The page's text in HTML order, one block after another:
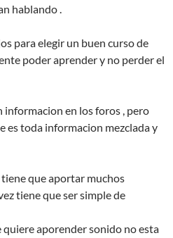
hablando .
para elegir un buen curso de
poder aprender y no perder el
informacion en los foros , pero
es toda informacion mezclada y
que aportar muchos
tiene que ser simple de
quiere aporender sonido no esta